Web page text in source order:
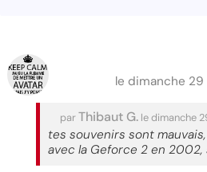
le dimanche 29
parThibaut G. le dimanche
tes souvenirs sont
avec la Geforce 2 en 2002,